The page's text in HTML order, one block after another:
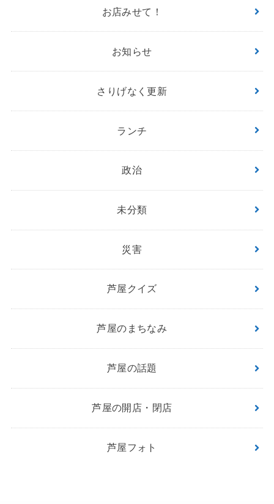
お店みせて！
お知らせ
さりげなく更新
ランチ
政治
未分類
災害
芦屋クイズ
芦屋のまちなみ
芦屋の話題
芦屋の開店・閉店
芦屋フォト